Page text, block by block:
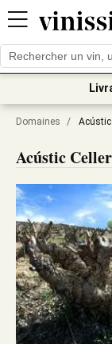
Domaines / Acústic
Acústic Celler